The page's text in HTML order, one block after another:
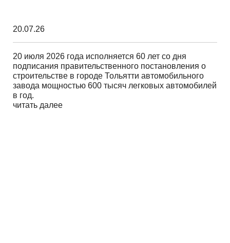
20.07.26
20 июля 2026 года исполняется 60 лет со дня
подписания правительственного постановления о
строительстве в городе Тольятти автомобильного
завода мощностью 600 тысяч легковых автомобилей
в год.
читать далее